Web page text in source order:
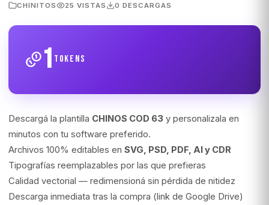
CHINITOS 25 VISTAS 0 DESCARGAS
1 tokens
Descargá la plantilla CHINOS COD 63 y personalizala en
minutos con tu software preferido.
Archivos 100% editables en SVG, PSD, PDF, AI y CDR
Tipografías reemplazables por las que prefieras
Calidad vectorial — redimensioná sin pérdida de nitidez
Descarga inmediata tras la compra (link de Google Drive)